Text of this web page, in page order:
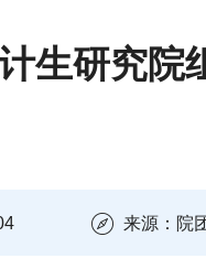
生研究院
来源：院